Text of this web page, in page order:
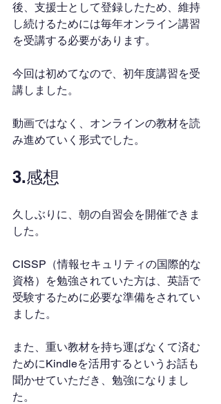
後、支援士として登録したため、維持
し続けるためには毎年オンライン講習
を受講する必要があります。
今回は初めてなので、初年度講習を受
講しました。
動画ではなく、オンラインの教材を読
み進めていく形式でした。
3.感想
久しぶりに、朝の自習会を開催できま
した。
CISSP（情報セキュリティの国際的な
資格）を勉強されていた方は、英語で
受験するために必要な準備をされてい
ました。
また、重い教材を持ち運ばなくて済む
ためにKindleを活用するというお話も
聞かせていただき、勉強になりまし
た。